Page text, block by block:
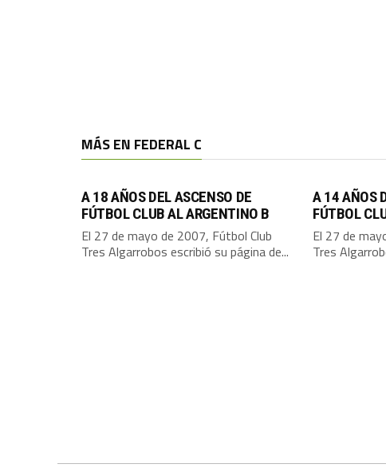
MÁS EN FEDERAL C
A 18 AÑOS DEL ASCENSO DE
FÚTBOL CLUB AL ARGENTINO B
El 27 de mayo de 2007, Fútbol Club
Tres Algarrobos escribió su página de...
A 14 AÑOS
FÚTBOL
El 27 de
Tres